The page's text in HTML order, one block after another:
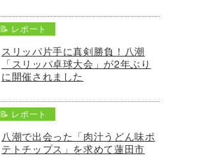
📝 レポート
スリッパ片手に真剣勝負！八潮
「スリッパ卓球大会」が2年ぶり
に開催されました
📝 レポート
八潮で出会った「肉汁うどん味ポ
テトチップス」を求めて蓮田市